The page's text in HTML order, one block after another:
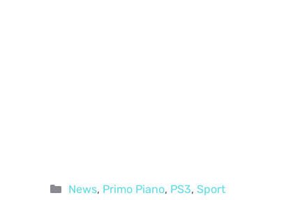
Categorie
News, Primo Piano, PS3, Sport